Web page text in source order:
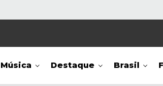
Música Destaque Brasil